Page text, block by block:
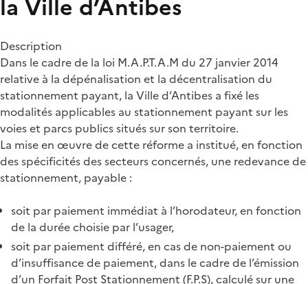
la Ville d’Antibes
Description
Dans le cadre de la loi M.A.P.T.A.M du 27 janvier 2014
relative à la dépénalisation et la décentralisation du
stationnement payant, la Ville d’Antibes a fixé les
modalités applicables au stationnement payant sur les
voies et parcs publics situés sur son territoire.
La mise en œuvre de cette réforme a institué, en fonction
des spécificités des secteurs concernés, une redevance de
stationnement, payable :
soit par paiement immédiat à l’horodateur, en fonction
de la durée choisie par l’usager,
soit par paiement différé, en cas de non-paiement ou
d’insuffisance de paiement, dans le cadre de l’émission
d’un Forfait Post Stationnement (F.P.S), calculé sur une